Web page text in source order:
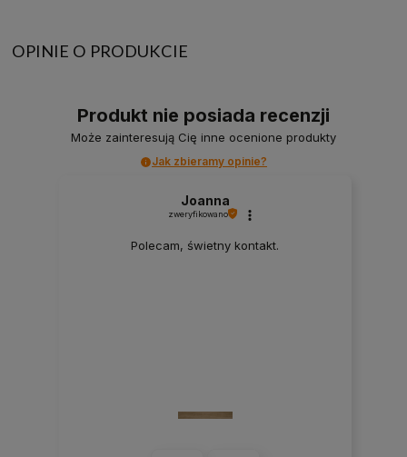
OPINIE O PRODUKCIE
Produkt nie posiada recenzji
Może zainteresują Cię inne ocenione produkty
Jak zbieramy opinie?
Joanna
zweryfikowano
Polecam, świetny kontakt.